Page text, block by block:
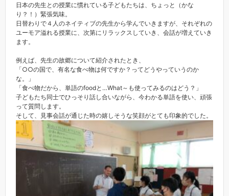
日本の先生との授業に慣れている子どもたちは、ちょっと（かな
り？！）緊張気味。
日替わりで４人のネイティブの先生から学んでいきますが、それぞれの
ユーモア溢れる授業に、次第にリラックスしていき、会話が増えていき
ます。
例えば、先生の故郷について紹介されたとき、
「○○の国で、有名な食べ物は何ですか？ってどうやっていうのか
な。」
「食べ物だから、単語のfoodと…What～も使ってみるのはどう？」
子どもたち同士でひっそり話し合いながら、今わかる単語を使い、頑張
って質問します。
そして、見事会話が通じた時の嬉しそうな笑顔がとても印象的でした。